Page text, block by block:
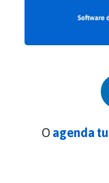
O agenda